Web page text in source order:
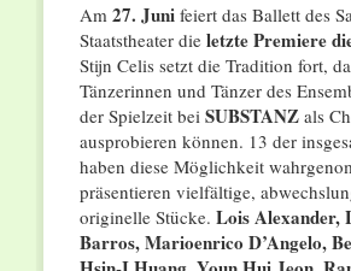
Am 27. Junifeiert das Ballett des
Staatstheater die letzte Premiere
Stijn Celis setzt die Tradition fort,
Tänzerinnen und Tänzer des
der Spielzeit bei SUBSTANZals
ausprobieren können. 13 der
haben diese Möglichkeit
präsentieren vielfältige,
originelle Stücke. Lois Alexander,
Barros, Marioenrico D’Angelo,